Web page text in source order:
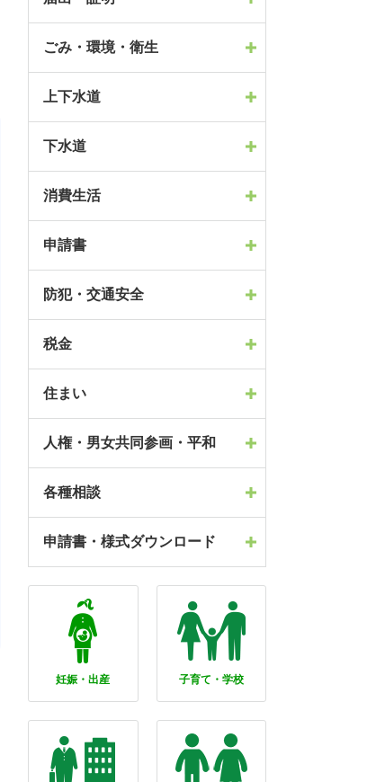
ごみ・環境・衛生
上下水道
下水道
消費生活
申請書
防犯・交通安全
税金
住まい
人権・男女共同参画・平和
各種相談
申請書・様式ダウンロード
妊娠・出産 子育て・学校